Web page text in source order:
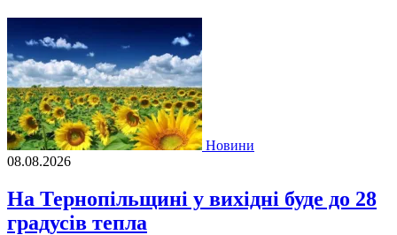
Новини
08.08.2026
На Тернопільщині у вихідні буде до 28
градусів тепла